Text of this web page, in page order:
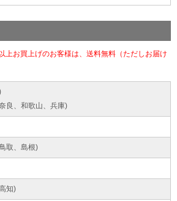
上お買上げのお客様は、送料無料（ただしお届け
良、和歌山、兵庫)
取、島根)
知)